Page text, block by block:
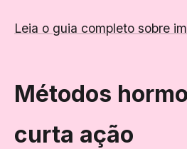
Leia o guia completo sobre
Métodos
curta ação